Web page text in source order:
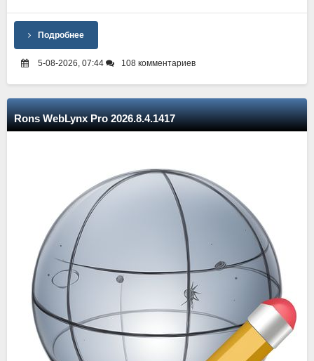
Подробнее
5-08-2026, 07:44 108 комментариев
Rons WebLynx Pro 2026.8.4.1417